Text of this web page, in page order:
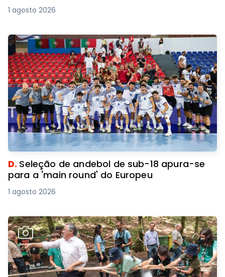
1 agosto 2026
D. Seleção de andebol de sub-18 apura-se
para a 'main round' do Europeu
1 agosto 2026